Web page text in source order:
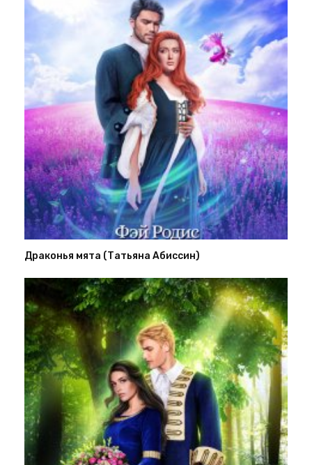
Драконья мята (Татьяна Абиссин)